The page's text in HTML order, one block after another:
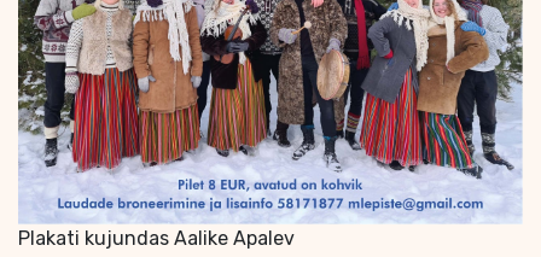
Plakati kujundas Aalike Apalev